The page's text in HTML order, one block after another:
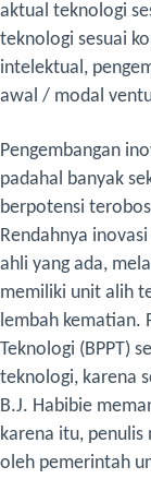
aktual teknologi
teknologi sesuai
intelektual,
awal / modal
Pengembangan
padahal banyak
berpotensi
Rendahnya
ahli yang ada,
memiliki unit alih
lembah kematian.
Teknologi (BPPT)
teknologi, karena
B.J. Habibie
karena itu, penulis
oleh pemerintah